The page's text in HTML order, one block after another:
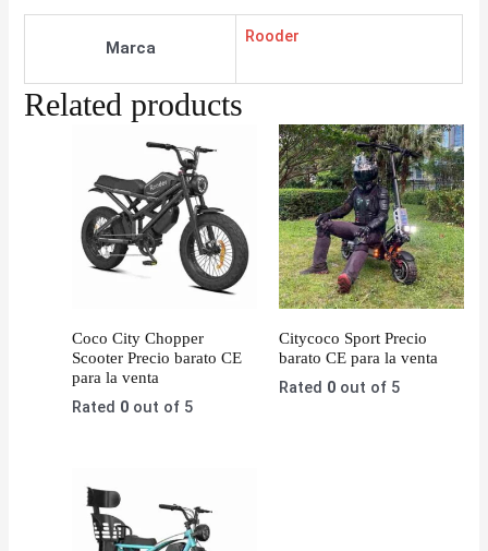
Marca
Rooder
Related products
Coco City Chopper
Scooter Precio barato CE
para la venta
Rated 0 out of 5
Citycoco Sport Precio
barato CE para la venta
Rated 0out of 5